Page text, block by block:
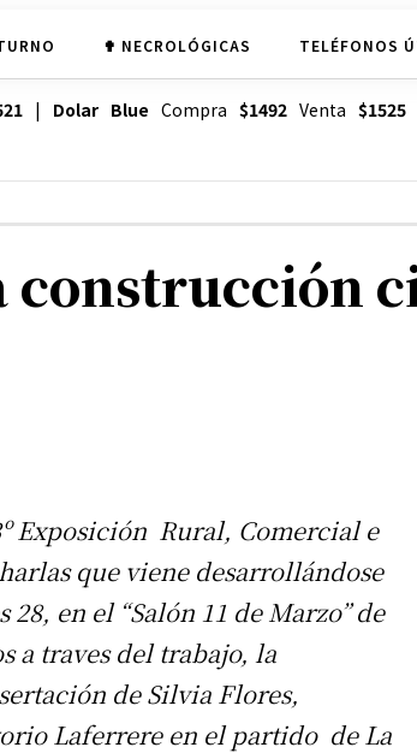
✟ NECROLÓGICAS TELÉFONOS
| Dolar Blue Compra $1492Venta $1525|
construcción
Exposición Rural, Comercial e
que viene desarrollándose
en el “Salón 11 de Marzo” de
a traves del trabajo, la
de Silvia Flores,
Laferrere en el partido de La